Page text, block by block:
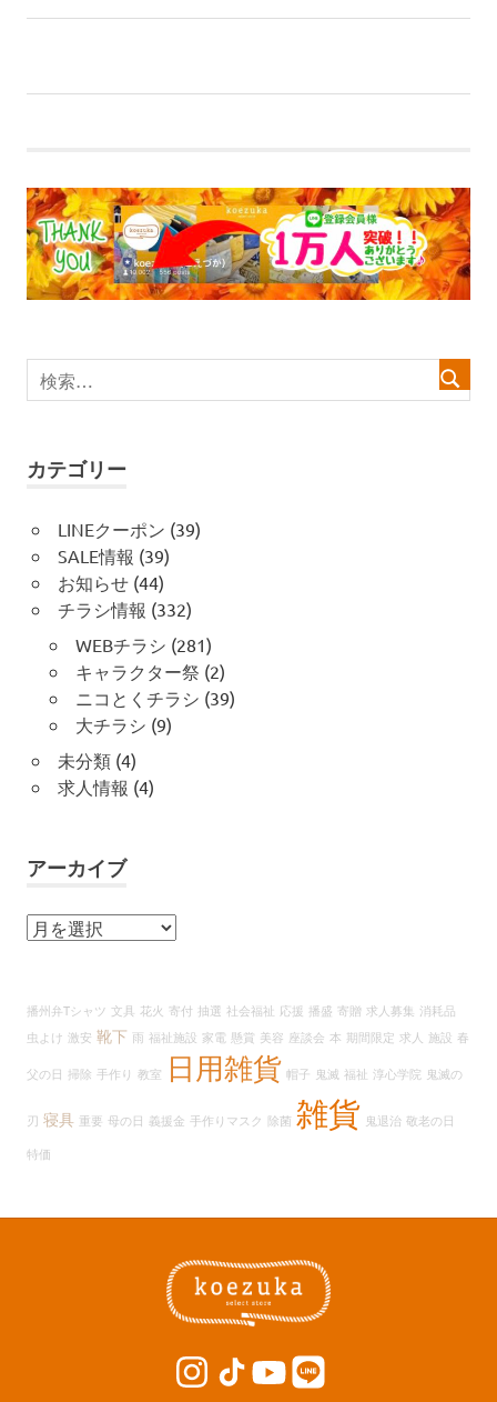
稿
ビ
ゲ
ー
ョ
記
の
カテゴリー
LINEクーポン (39)
SALE情報 (39)
お知らせ(44)
チラシ情報 (332)
WEBチラシ (281)
キャラクター祭 (2)
ニコとくチラシ (39)
大チラシ (9)
未分類(4)
求人情報 (4)
アーカイブ
ア
イ
ブ
播州弁Tシャツ 文具 花火 寄付 抽選 社会福祉 応援 播盛 寄贈 求人募集 消耗品
虫よけ 激安 靴下 雨 福祉施設 家電 懸賞 美容 座談会 本 期間限定 求人 施設 春
父の日 掃除 手作り 教室 日用雑貨 帽子 鬼滅 福祉 淳心学院 鬼滅の
刃 寝具 重要 母の日 義援金 手作りマスク 除菌 雑貨 鬼退治 敬老の日
特価